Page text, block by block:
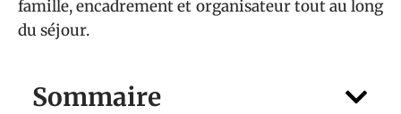
Sommaire
famille, encadrement et organisateur tout au long
du séjour.